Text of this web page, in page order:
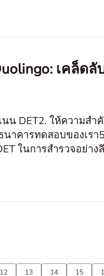
เคล็ด
น DET2. ให้ความสำ
าคารทดสอบของเรา
ในการสำรวจอย่าง
12 13 14 15